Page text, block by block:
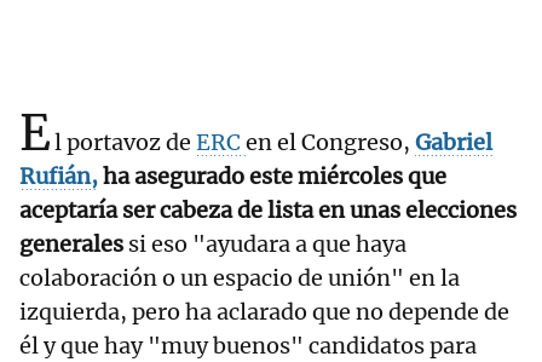
El portavoz de ERC en el Congreso, Gabriel
Rufián,ha asegurado este miércoles que
aceptaría ser cabeza de lista en unas elecciones
generales si eso "ayudara a que haya
colaboración o un espacio de unión" en la
izquierda, pero ha aclarado que no depende de
él y que hay "muy buenos" candidatos para